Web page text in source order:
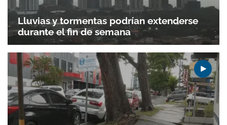
Lluvias y tormentas podrían extenderse
durante el fin de semana